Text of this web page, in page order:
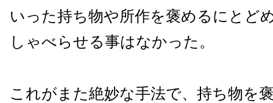
いった持ち物や所作を褒めるにとど
しゃべらせる事はなかった。
これがまた絶妙な手法で、持ち物を